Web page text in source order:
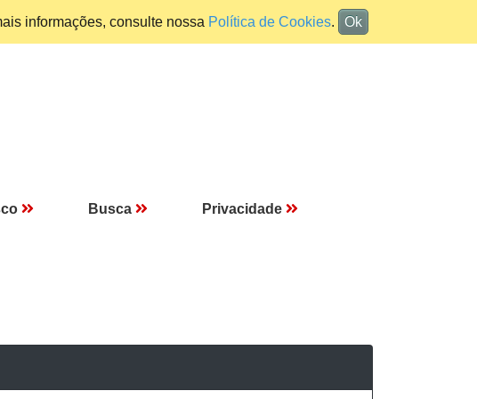
informações, consulte nossa Política de Cookies. Ok
Busca Privacidade